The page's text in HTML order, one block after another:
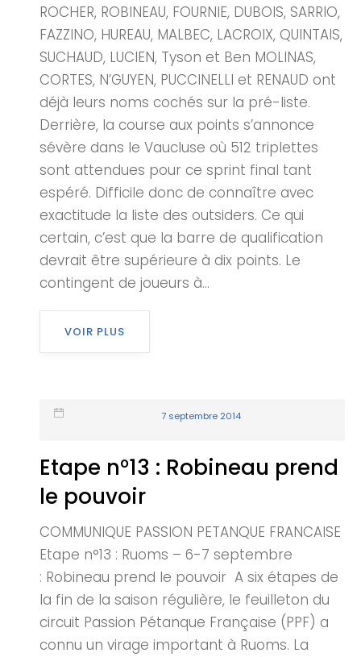
ROCHER, ROBINEAU, FOURNIE, DUBOIS, SARRIO,
FAZZINO, HUREAU, MALBEC, LACROIX, QUINTAIS,
SUCHAUD, LUCIEN, Tyson et Ben MOLINAS,
CORTES, N’GUYEN, PUCCINELLI et RENAUD ont
déjà leurs noms cochés sur la pré-liste.
Derrière, la course aux points s’annonce
sévère dans le Vaucluse où 512 triplettes
sont attendues pour ce sprint final tant
espéré. Difficile donc de connaître avec
exactitude la liste des outsiders. Ce qui
certain, c’est que la barre de qualification
devrait être supérieure à dix points. Le
contingent de joueurs à...
VOIR PLUS
7 septembre 2014
Etape n°13 : Robineau prend
le pouvoir
COMMUNIQUE PASSION PETANQUE FRANCAISE
Etape n°13 : Ruoms – 6-7 septembre
: Robineau prend le pouvoir A six étapes de
la fin de la saison régulière, le feuilleton du
circuit Passion Pétanque Française (PPF) a
connu un virage important à Ruoms. La